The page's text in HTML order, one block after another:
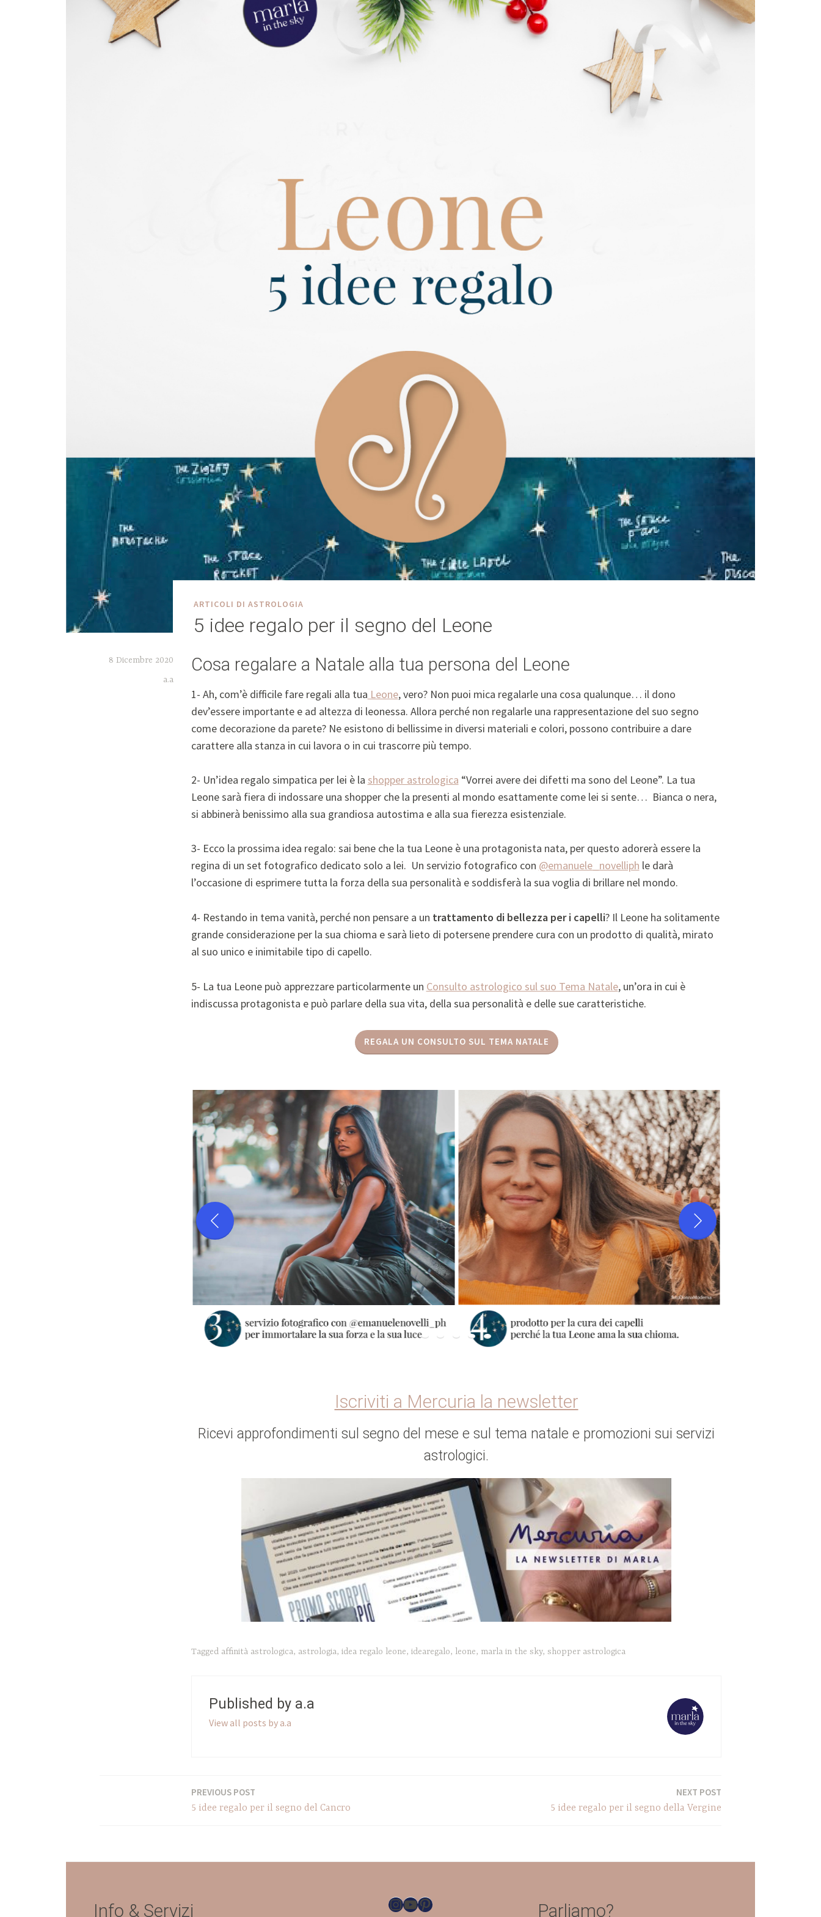
ARTICOLI DI ASTROLOGIA
5 idee regalo per il segno del Leone
8 Dicembre 2020
a.a
Cosa regalare a Natale alla tua persona del Leone
1- Ah, com’è difficile fare regali alla tua Leone, vero? Non puoi mica regalarle una cosa qualunque… il dono
dev’essere importante e ad altezza di leonessa. Allora perché non regalarle una rappresentazione del suo segno
come decorazione da parete? Ne esistono di bellissime in diversi materiali e colori, possono contribuire a dare
carattere alla stanza in cui lavora o in cui trascorre più tempo.
2- Un’idea regalo simpatica per lei è la shopper astrologica “Vorrei avere dei difetti ma sono del Leone”. La tua
Leone sarà fiera di indossare una shopper che la presenti al mondo esattamente come lei si sente… Bianca o nera,
si abbinerà benissimo alla sua grandiosa autostima e alla sua fierezza esistenziale.
3- Ecco la prossima idea regalo: sai bene che la tua Leone è una protagonista nata, per questo adorerà essere la
regina di un set fotografico dedicato solo a lei. Un servizio fotografico con @emanuele_novelliph le darà
l’occasione di esprimere tutta la forza della sua personalità e soddisferà la sua voglia di brillare nel mondo.
4- Restando in tema vanità, perché non pensare a un trattamento di bellezza per i capelli? Il Leone ha solitamente
grande considerazione per la sua chioma e sarà lieto di potersene prendere cura con un prodotto di qualità, mirato
al suo unico e inimitabile tipo di capello.
5- La tua Leone può apprezzare particolarmente un Consulto astrologico sul suo Tema Natale, un’ora in cui è
indiscussa protagonista e può parlare della sua vita, della sua personalità e delle sue caratteristiche.
REGALA UN CONSULTO SUL TEMA NATALE
Iscriviti a Mercuria la newsletter
Ricevi approfondimenti sul segno del mese e sul tema natale e promozioni sui servizi
astrologici.
Tagged affinità astrologica, astrologia, idea regalo leone, idearegalo, leone, marla in the sky, shopper astrologica
Published by a.a
View all posts by a.a
NavigazionePREVIOUS POST
5 idee regalo per il segno del Cancro
NEXT POST
5 idee regalo per il segno della Vergine
Info & Servizi Instagram
YouTube
Pinterest Parliamo?